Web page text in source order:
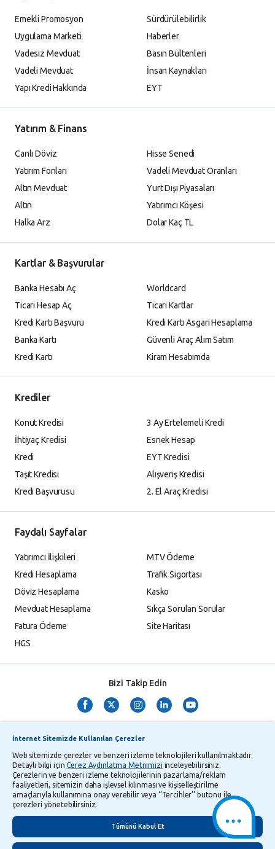
Emekli Promosyon
Uygulama Marketi
Vadesiz Mevduat
Vadeli Mevduat
Yapı Kredi Hakkında
Sürdürülebilirlik
Haberler
Basın Bültenleri
İnsan Kaynakları
EYT
Yatırım & Finans
Canlı Döviz
Yatırım Fonları
Altın Mevduat
Altın
Halka Arz
Hisse Senedi
Vadeli Mevduat Oranları
Yurt Dışı Piyasaları
Yatırımcı Köşesi
Dolar Kaç TL
Kartlar & Başvurular
Banka Hesabı Aç
Ticari Hesap Aç
Kredi Kartı Başvuru
Banka Kartı
Kredi Kartı
Worldcard
Ticari Kartlar
Kredi Kartı Asgari Hesaplama
Güvenli Araç Alım Satım
Kiram Hesabımda
Krediler
Konut Kredisi
İhtiyaç Kredisi
Kredi
Taşıt Kredisi
Kredi Başvurusu
3 Ay Ertelemeli Kredi
Esnek Hesap
EYT Kredisi
Alışveriş Kredisi
2. El Araç Kredisi
Faydalı Sayfalar
Yatırımcı İlişkileri
Kredi Hesaplama
Döviz Hesaplama
Mevduat Hesaplama
Fatura Ödeme
HGS
MTV Ödeme
Trafik Sigortası
Kasko
Sıkça Sorulan Sorular
Site Haritası
Bizi Takip Edin
TMSF ve YTM Zaman Aşımı Listesi Bilgi Toplumu Hizmetleri
Kişisel Verilerin Korunması Gizlilik Politikası Çerez Aydınlatma Metni
İletişim English
İnternet Sitemizde Kullanılan Çerezler
Web sitemizde çerezler ve benzeri izleme teknolojileri kullanılmaktadır.
Detaylı bilgi içinÇerez Aydınlatma Metnimizi inceleyebilirsiniz.
Çerezlerin ve benzeri izleme teknolojilerinin pazarlama/reklam
faaliyetleri, sitemizin daha işlevsel kılınması ve kişiselleştirilme
amaçlarıyla kullanımına onay verebilir veya ‘’Tercihler’’ butonu ile
çerezleri yönetebilirsiniz.
Tümünü Kabul Et